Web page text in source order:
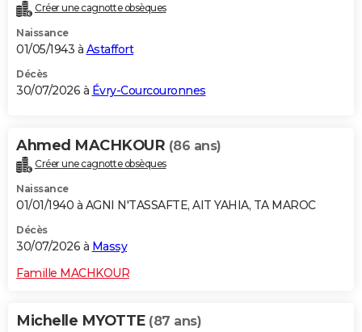
Créer une cagnotte obsèques
Naissance
01/05/1943 à Astaffort
Décès
30/07/2026 à Évry-Courcouronnes
Ahmed MACHKOUR (86 ans)
Créer une cagnotte obsèques
Naissance
01/01/1940 à AGNI N'TASSAFTE, AIT YAHIA, TA MAROC
Décès
30/07/2026 à Massy
Famille MACHKOUR
Michelle MYOTTE (87 ans)